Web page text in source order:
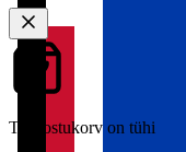
Teie ostukorv on tühi